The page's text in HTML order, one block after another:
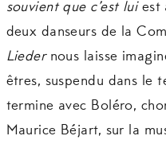
souvient que c’est lui est
deux danseurs de la
Lieder nous laisse
êtres, suspendu dans le
termine avec Boléro,
Maurice Béjart, sur la